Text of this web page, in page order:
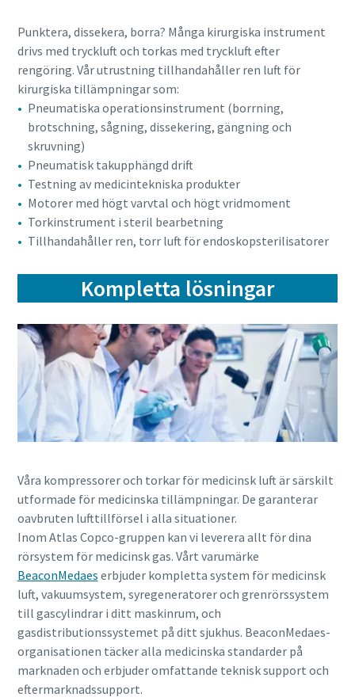
Punktera, dissekera, borra? Många kirurgiska instrument
drivs med tryckluft och torkas med tryckluft efter
rengöring. Vår utrustning tillhandahåller ren luft för
kirurgiska tillämpningar som:
Pneumatiska operationsinstrument (borrning,
brotschning, sågning, dissekering, gängning och
skruvning)
Pneumatisk takupphängd drift
Testning av medicintekniska produkter
Motorer med högt varvtal och högt vridmoment
Torkinstrument i steril bearbetning
Tillhandahåller ren, torr luft för endoskopsterilisatorer
Kompletta lösningar
Våra kompressorer och torkar för medicinsk luft är särskilt
utformade för medicinska tillämpningar. De garanterar
oavbruten lufttillförsel i alla situationer.
Inom Atlas Copco-gruppen kan vi leverera allt för dina
rörsystem för medicinsk gas. Vårt varumärke
BeaconMedaes erbjuder kompletta system för medicinsk
luft, vakuumsystem, syregeneratorer och grenrörssystem
till gascylindrar i ditt maskinrum, och
gasdistributionssystemet på ditt sjukhus. BeaconMedaes-
organisationen täcker alla medicinska standarder på
marknaden och erbjuder omfattande teknisk support och
eftermarknadssupport.